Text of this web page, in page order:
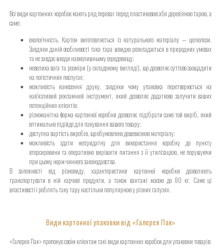
Всі види картонних коробок мають ряд переваг перед пластиковою або дерев’яною тарою, а
саме:
екологічність. Картон виготовляється із натурального матеріалу — целюлози.
Завдяки даній особливості така тара швидко розкладається в природних умовах
та не завдає шкоди навколишньому середовищу;
невелика вага та розміри (у складеному вигляді), що дозволяє суттєво заощадити
на логістичних послугах;
можливість нанесення друку, завдяки чому упаковка перетворюється на
нав’язливий рекламний інструмент, який дозволяє додатково залучити ваших
потенційних клієнтів;
різноманітна форма картонної коробки дозволяє підібрати саме той виріб, який
оптимально підійде для пакування вашого товару;
доступна вартість виробів, що обумовлено дешевизною матеріалу;
можливість здати непридатну для використання коробку до пункту
вторсировини та оперативно вирішити питання з її утилізацією, не порушуючи
при цьому норм чинного законодавства.
В залежності від різновиду, характеристики картонної коробки дозволяють
транспортувати в ній харчові продукти, а також вантажі масою до 80 кг. Саме ці
властивості і роблять таку тару настільки популярною у різних галузях.
Види картонної упаковки від «Галерея Пак»
«Галерея Пак» пропонує своїм клієнтам такі види картонних коробок для упаковки товарів: